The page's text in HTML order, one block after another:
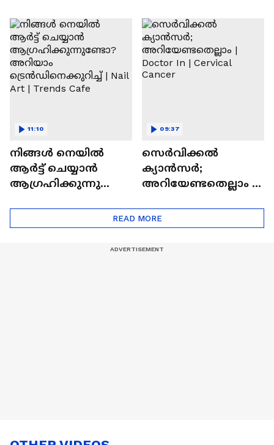
നിങ്ങൾ നെയിൽ
ആർട്ട് ചെയ്യാൻ
ആഗ്രഹിക്കുന്നുണ്ടോ
ട്രെൻഡിനെക്കുറിച്ച് |
Nail Art | Trends Cafe
11:10
സെർവിക്കൽ
ക്യാൻസർ;
അറിയേണ്ടതെല്ലാം |
Cancer
09:37
READ MORE